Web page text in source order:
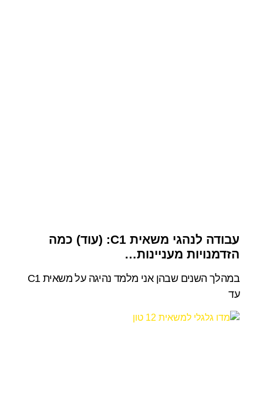
עבודה לנהגי משאית C1: (עוד) כמה
הזדמנויות מעניינות…
במהלך השנים שבהן אני מלמד נהיגה על משאית C1
עד